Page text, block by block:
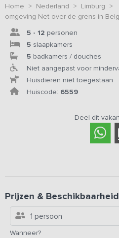
Home > Nederland > Limburg >
omgeving Net over de grens in
5 - 12 personen
5 slaapkamers
5 badkamers / douches
Niet aangepast voor
Huisdieren niet toegestaan
Huiscode: 6559
Deel dit
Prijzen & Beschikbaarheid
1 persoon
Wanneer?